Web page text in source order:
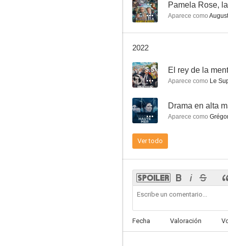
7.0
Espiral
6.5
-- Pamela Rose,
Aparece como
2022
5.5 El rey de la
Aparece como Le
-- Drama en alta
Aparece como
Ver todo
Fecha Valoración